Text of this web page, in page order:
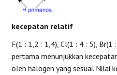
kecepatan relatif
F(1 : 1,2 : 1,4), Cl(1 : 4 : 5), Br(1
pertama menunjukkan
oleh halogen yang sesuai. Nilai